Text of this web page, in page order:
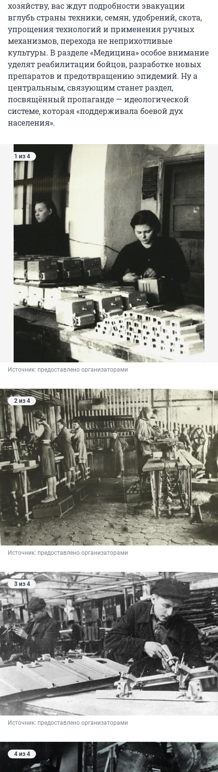
хозяйству, вас ждут подробности эвакуации
вглубь страны техники, семян, удобрений, скота,
упрощения технологий и применения ручных
механизмов, перехода не неприхотливые
культуры. В разделе «Медицина» особое внимание
уделят реабилитации бойцов, разработке новых
препаратов и предотвращению эпидемий. Ну а
центральным, связующим станет раздел,
посвящённый пропаганде — идеологической
системе, которая «поддерживала боевой дух
населения».
1 из 4
Источник: предоставлено организаторами
2 из 4
Источник: предоставлено организаторами
3 из 4
Источник: предоставлено организаторами
4 из 4